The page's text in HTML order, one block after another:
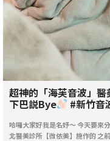
超神的「海芙音波」醫
下巴説Bye #新竹音
哈囉大家好我是名妤～ 今天要來
北醫美診所【微依美】施作的 之